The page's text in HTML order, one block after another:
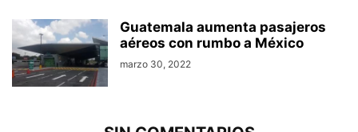
Guatemala aumenta pasajeros
aéreos con rumbo a México
marzo 30, 2022